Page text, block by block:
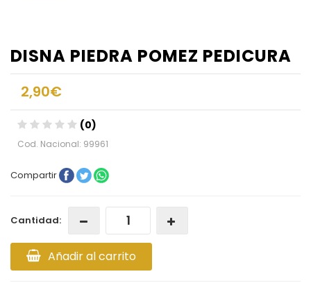
DISNA PIEDRA POMEZ PEDICURA
2,90€
(0)
Cod. Nacional: 99961
Compartir
Cantidad:
Añadir al carrito